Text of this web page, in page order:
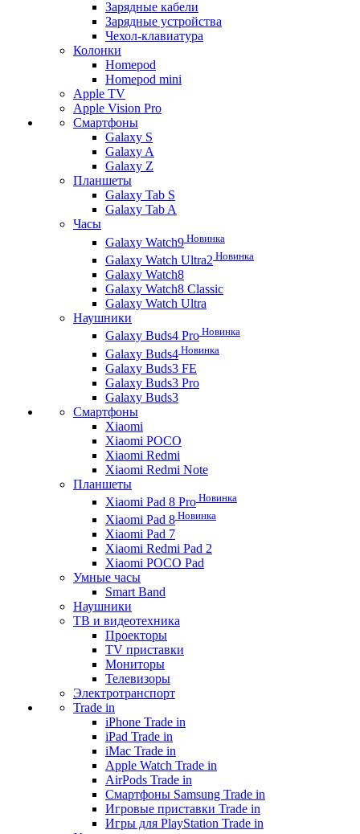
Зарядные кабели
Зарядные устройства
Чехол-клавиатура
Колонки
Homepod
Homepod mini
Apple TV
Apple Vision Pro
Смартфоны
Galaxy S
Galaxy A
Galaxy Z
Планшеты
Galaxy Tab S
Galaxy Tab A
Часы
Galaxy Watch9 Новинка
Galaxy Watch Ultra2 Новинка
Galaxy Watch8
Galaxy Watch8 Classic
Galaxy Watch Ultra
Наушники
Galaxy Buds4 Pro Новинка
Galaxy Buds4 Новинка
Galaxy Buds3 FE
Galaxy Buds3 Pro
Galaxy Buds3
Смартфоны
Xiaomi
Xiaomi POCO
Xiaomi Redmi
Xiaomi Redmi Note
Планшеты
Xiaomi Pad 8 Pro Новинка
Xiaomi Pad 8 Новинка
Xiaomi Pad 7
Xiaomi Redmi Pad 2
Xiaomi POCO Pad
Умные часы
Smart Band
Наушники
ТВ и видеотехника
Проекторы
TV приставки
Мониторы
Телевизоры
Электротранспорт
Trade in
iPhone Trade in
iPad Trade in
iMac Trade in
Apple Watch Trade in
AirPods Trade in
Смартфоны Samsung Trade in
Игровые приставки Trade in
Игры для PlayStation Trade in